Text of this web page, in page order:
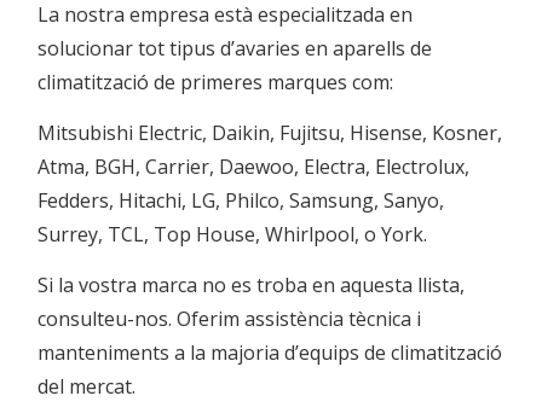
La nostra empresa està especialitzada en
solucionar tot tipus d’avaries en aparells de
climatització de primeres marques com:
Mitsubishi Electric, Daikin, Fujitsu, Hisense, Kosner,
Atma, BGH, Carrier, Daewoo, Electra, Electrolux,
Fedders, Hitachi, LG, Philco, Samsung, Sanyo,
Surrey, TCL, Top House, Whirlpool, o York.
Si la vostra marca no es troba en aquesta llista,
consulteu-nos. Oferim assistència tècnica i
manteniments a la majoria d’equips de climatització
del mercat.